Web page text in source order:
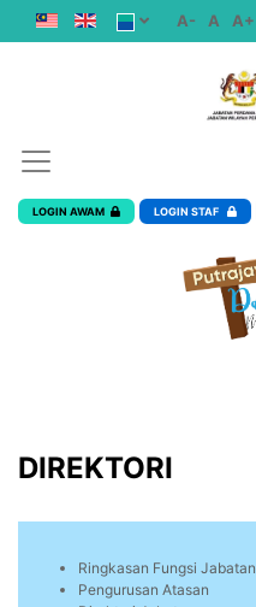
A- A A+
LOGIN AWAM LOGIN STAF
DIREKTORI
Ringkasan Fungsi Jabatan
Pengurusan Atasan